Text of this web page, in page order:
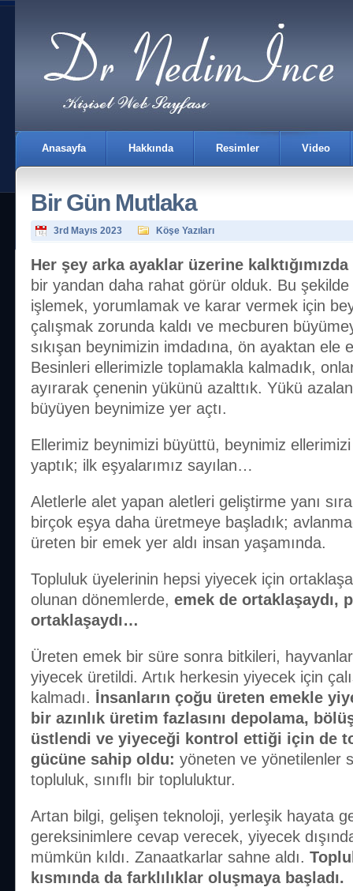
Anasayfa Hakkında Resimler Video
İletişim
Bir Gün Mutlaka
3rd Mayıs 2023 Köşe Yazıları
Her şey arka ayaklar üzerine kalktığımızda
bir yandan daha rahat görür olduk. Bu şekilde
işlemek, yorumlamak ve karar vermek için
çalışmak zorunda kaldı ve mecburen
sıkışan beynimizin imdadına, ön ayaktan ele
Besinleri ellerimizle toplamakla kalmadık,
ayırarak çenenin yükünü azalttık. Yükü
büyüyen beynimize yer açtı.
Ellerimiz beynimizi büyüttü, beynimiz
yaptık; ilk eşyalarımız sayılan…
Aletlerle alet yapan aletleri geliştirme yanı sıra
birçok eşya daha üretmeye başladık;
üreten bir emek yer aldı insan yaşamında.
Topluluk üyelerinin hepsi yiyecek için
olunan dönemlerde, emek de ortaklaşaydı,
ortaklaşaydı…
Üreten emek bir süre sonra bitkileri,
yiyecek üretildi. Artık herkesin yiyecek için
kalmadı. İnsanların çoğu üreten emekle
bir azınlık üretim fazlasını depolama,
üstlendi ve yiyeceği kontrol ettiği için de
gücüne sahip oldu: yöneten ve yönetilenler
topluluk, sınıflı bir topluluktur.
Artan bilgi, gelişen teknoloji, yerleşik hayata
gereksinimlere cevap verecek, yiyecek
mümkün kıldı. Zanaatkarlar sahne aldı.
kısmında da farklılıklar oluşmaya başladı.